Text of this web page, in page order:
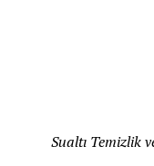
Sualtı Temizlik